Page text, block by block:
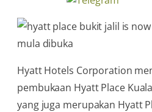
Hyatt Hotels Corporation
pembukaan Hyatt Place
yang juga merupakan Hyatt